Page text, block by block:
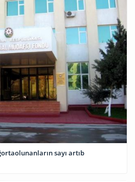
sayı artıb